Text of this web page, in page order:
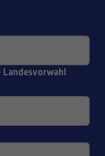
Landesvorwahl